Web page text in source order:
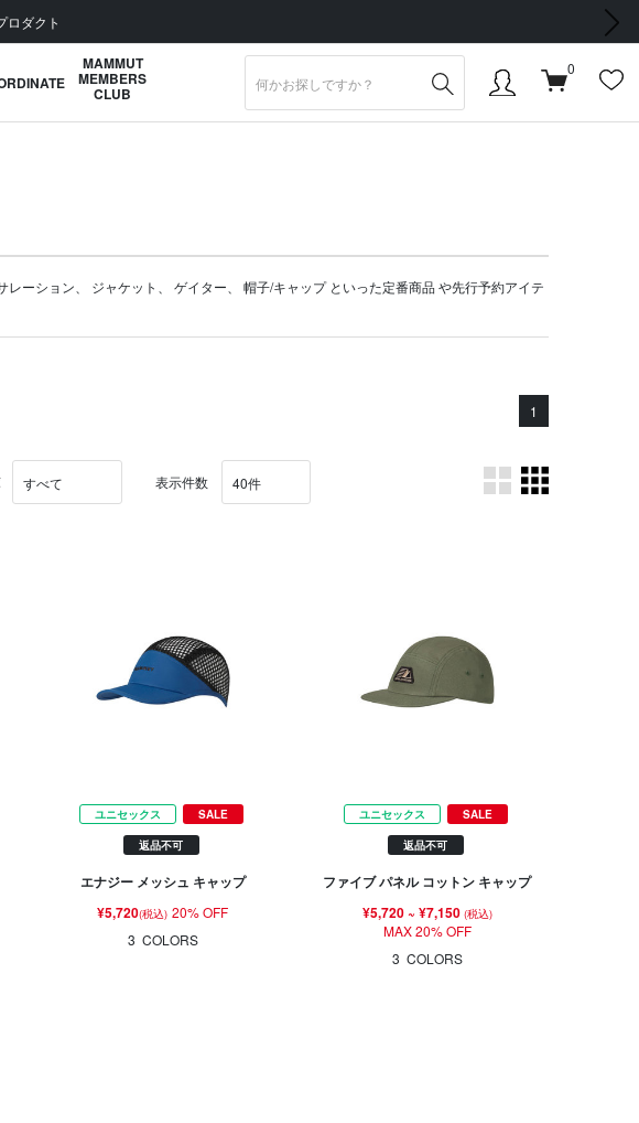
ロダクト 次の画像
MAMMUT
MEMBERS
CLUB
0
レーション ジャケット ゲイター 帽子/キャップといった定番商品 や先行予約アイテ
1
表示件数
ユニセックス SALE
返品不可
エナジー メッシュ キャップ
¥5,720(税込) 20% OFF
3 COLORS
ユニセックス SALE
返品不可
ファイブ パネル コットン キャップ
¥5,720~ ¥7,150 (税込)
MAX 20% OFF
3 COLORS